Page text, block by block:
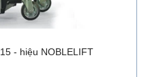
- hiệu NOBLELIFT